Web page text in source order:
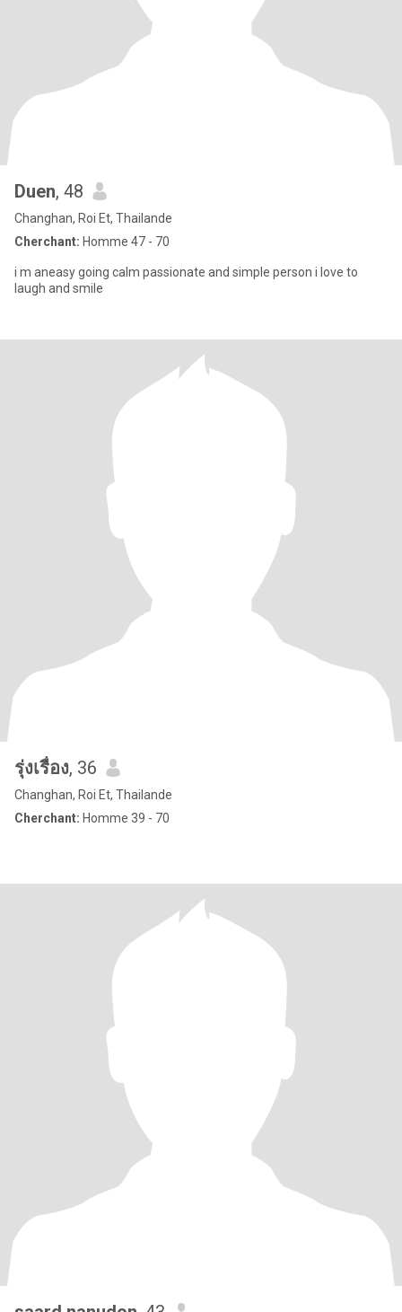
Duen, 48
Changhan, Roi Et, Thailande
Cherchant: Homme 47 - 70
i m aneasy going calm passionate and simple person i love to
laugh and smile
รุ่งเรื่อง, 36
Changhan, Roi Et, Thailande
Cherchant: Homme 39 - 70